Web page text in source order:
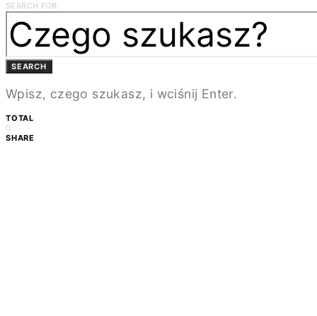
SEARCH FOR:
SEARCH
Wpisz, czego szukasz, i wciśnij Enter.
TOTAL
0
SHARE